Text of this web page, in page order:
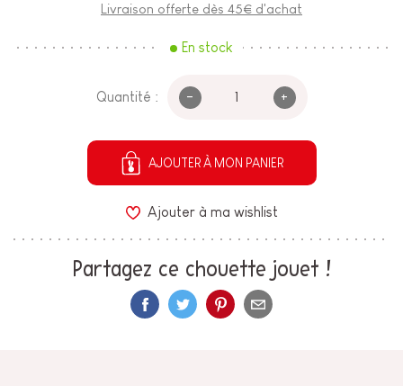
Livraison offerte dès 45€ d'achat
En stock
Quantité : - +
AJOUTER À MON PANIER
Ajouter à ma wishlist
Partagez ce chouette jouet !